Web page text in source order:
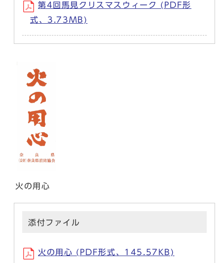
第4回馬見クリスマスウィーク (PDF形
式、3.73MB)
火の用心
添付ファイル
火の用心 (PDF形式、145.57KB)